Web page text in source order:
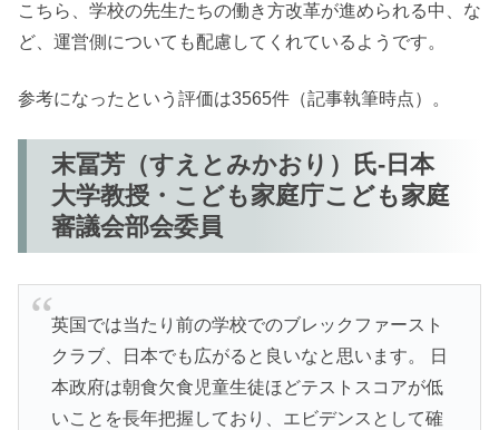
こちら、学校の先生たちの働き方改革が進められる中、な
ど、運営側についても配慮してくれているようです。
参考になったという評価は3565件（記事執筆時点）。
末冨芳（すえとみかおり）氏-日本
大学教授・こども家庭庁こども家庭
審議会部会委員
英国では当たり前の学校でのブレックファースト
クラブ、日本でも広がると良いなと思います。 日
本政府は朝食欠食児童生徒ほどテストスコアが低
いことを長年把握しており、エビデンスとして確